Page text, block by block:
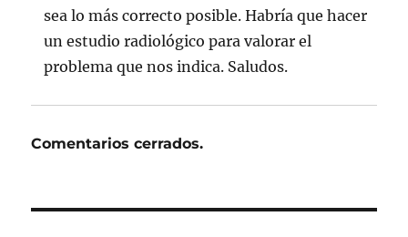
sea lo más correcto posible. Habría que hacer
un estudio radiológico para valorar el
problema que nos indica. Saludos.
Comentarios cerrados.